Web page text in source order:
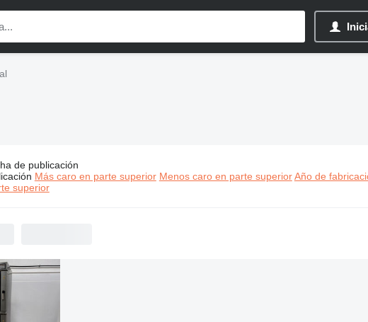
Miwe maquinaria industrial
de publicación
Más caro en parte superior Menos caro en parte superior Año de
superior